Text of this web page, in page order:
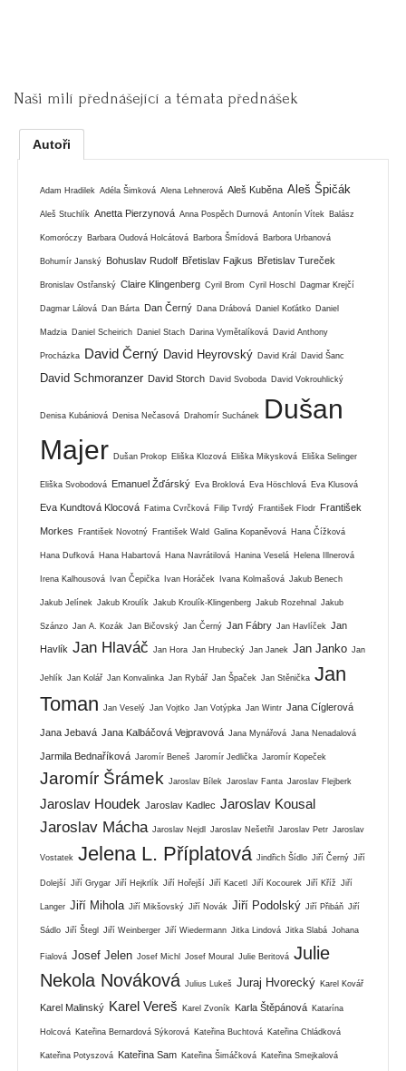
Naši milí přednášející a témata přednášek
Autoři
Adam Hradilek Adéla Šimková Alena Lehnerová Aleš Kuběna Aleš Špičák
Aleš Stuchlík Anetta Pierzynová Anna Pospěch Durnová Antonín Vítek Balász
Komoróczy Barbara Oudová Holcátová Barbora Šmídová Barbora Urbanová
Bohumír Janský Bohuslav Rudolf Břetislav Fajkus Břetislav Tureček
Bronislav Ostřanský Claire Klingenberg Cyril Brom Cyril Hoschl Dagmar Krejčí
Dagmar Lálová Dan Bárta Dan Černý Dana Drábová Daniel Koťátko Daniel
Madzia Daniel Scheirich Daniel Stach Darina Vymětalíková David Anthony
Procházka David Černý David Heyrovský David Král David Šanc
David Schmoranzer David Storch David Svoboda David Vokrouhlický
Denisa Kubániová Denisa Nečasová Drahomír Suchánek
Dušan
Majer Dušan Prokop Eliška Klozová Eliška Mikysková Eliška Selinger
Eliška Svobodová Emanuel Žďárský Eva Broklová Eva Höschlová Eva Klusová
Eva Kundtová Klocová Fatima Cvrčková Filip Tvrdý František Flodr František
Morkes František Novotný František Wald Galina Kopaněvová Hana Čížková
Hana Dufková Hana Habartová Hana Navrátilová Hanina Veselá Helena Illnerová
Irena Kalhousová Ivan Čepička Ivan Horáček Ivana Kolmašová Jakub Benech
Jakub Jelínek Jakub Kroulík Jakub Kroulík-Klingenberg Jakub Rozehnal Jakub
Szánzo Jan A. Kozák Jan Bičovský Jan Černý Jan Fábry Jan Havlíček Jan
Havlík Jan Hlaváč Jan Hora Jan Hrubecký Jan Janek Jan Janko Jan
Jehlík Jan Kolář Jan Konvalinka Jan Rybář Jan Špaček Jan Stěnička Jan
Toman
Jan Veselý Jan Vojtko Jan Votýpka Jan Wintr Jana Cíglerová
Jana Jebavá Jana Kalbáčová Vejpravová Jana Mynářová Jana Nenadalová
Jarmila Bednaříková Jaromír Beneš Jaromír Jedlička Jaromír Kopeček
Jaromír Šrámek Jaroslav Bílek Jaroslav Fanta Jaroslav Flejberk
Jaroslav Houdek Jaroslav Kadlec Jaroslav Kousal
Jaroslav Mácha Jaroslav Nejdl Jaroslav Nešetřil Jaroslav Petr Jaroslav
Vostatek Jelena L. Příplatová Jindřich Šídlo Jiří Černý Jiří
Dolejší Jiří Grygar Jiří Hejkrlík Jiří Hořejší Jiří Kacetl Jiří Kocourek Jiří Kříž Jiří
Langer Jiří Mihola Jiří Mikšovský Jiří Novák Jiří Podolský Jiří Přibáň Jiří
Sádlo Jiří Štegl Jiří Weinberger Jiří Wiedermann Jitka Lindová Jitka Slabá Johana
Fialová Josef Jelen Josef Michl Josef Moural Julie Beritová Julie
Nekola Nováková Julius Lukeš Juraj Hvorecký Karel Kovář
Karel Malinský Karel Vereš Karel Zvoník Karla Štěpánová Katarína
Holcová Kateřina Bernardová Sýkorová Kateřina Buchtová Kateřina Chládková
Kateřina Potyszová Kateřina Sam Kateřina Šimáčková Kateřina Smejkalová